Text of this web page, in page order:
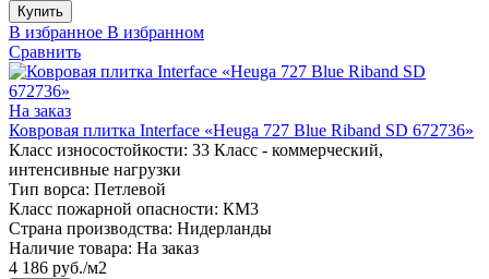
Купить
В избранное В избранном
Сравнить
На заказ
Ковровая плитка Interface «Heuga 727 Blue Riband SD 672736»
Класс износостойкости: 33 Класс - коммерческий,
интенсивные нагрузки
Тип ворса: Петлевой
Класс пожарной опасности: КМ3
Страна производства: Нидерланды
Наличие товара: На заказ
4 186 руб./м2